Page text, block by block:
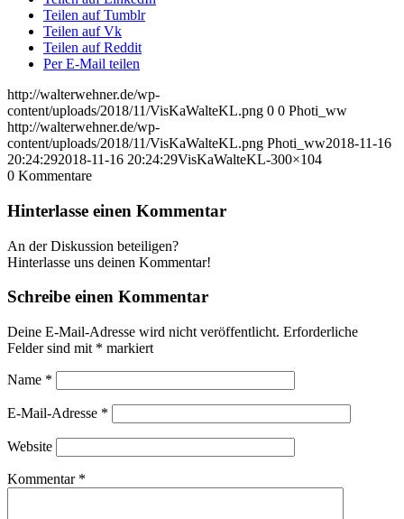
Teilen auf Tumblr
Teilen auf Vk
Teilen auf Reddit
Per E-Mail teilen
http://walterwehner.de/wp-
content/uploads/2018/11/VisKaWalteKL.png 0 0 Photi_ww
http://walterwehner.de/wp-
content/uploads/2018/11/VisKaWalteKL.png Photi_ww2018-11-16
20:24:292018-11-16 20:24:29VisKaWalteKL-300×104
0 Kommentare
Hinterlasse einen Kommentar
An der Diskussion beteiligen?
Hinterlasse uns deinen Kommentar!
Schreibe einen Kommentar
Deine E-Mail-Adresse wird nicht veröffentlicht. Erforderliche
Felder sind mit * markiert
Name *
E-Mail-Adresse *
Website
Kommentar *